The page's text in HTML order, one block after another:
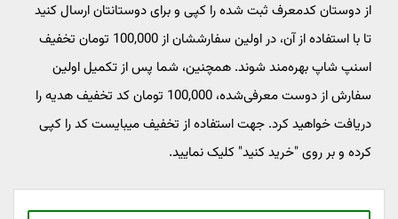
از دوستان کدمعرف ثبت شده را کپی و برای دوستانتان ارسال کنید
تا با استفاده از آن، در اولین سفارششان از 100,000 تومان تخفیف
اسنپ شاپ بهره‌مند شوند. همچنین، شما پس از تکمیل اولین
سفارش از دوست معرفی‌شده، 100,000 تومان کد تخفیف هدیه را
دریافت خواهید کرد. جهت استفاده از تخفیف میبایست کد را کپی
کرده و بر روی "خرید کنید" کلیک نمایید.